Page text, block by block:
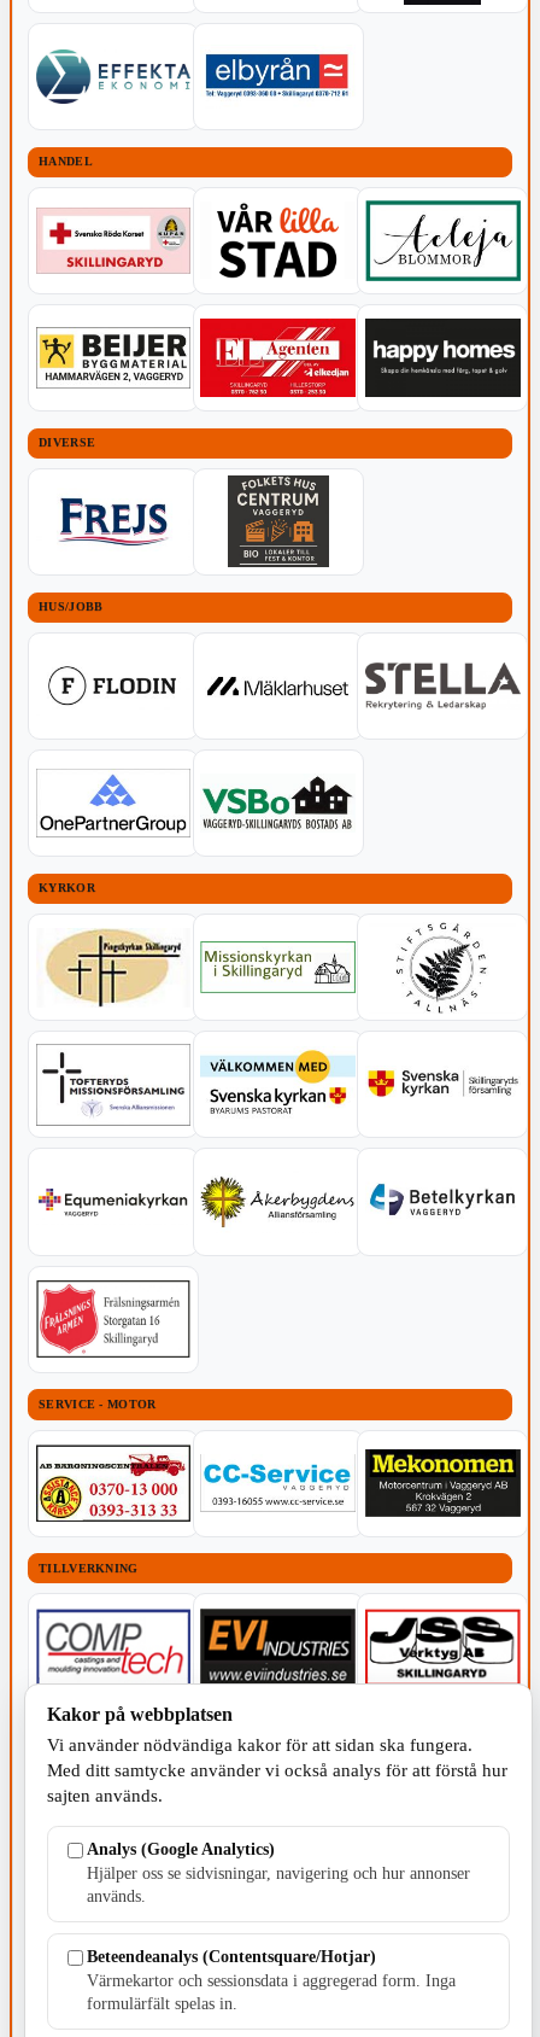
HANDEL
DIVERSE
HUS/JOBB
KYRKOR
SERVICE - MOTOR
TILLVERKNING
FÖRENINGAR - POLITIK
POLITISKT INNEHÅLL POLITISKT INNEHÅLL
Kakor på webbplatsen
Vi använder nödvändiga kakor för att sidan ska fungera.
Med ditt samtycke använder vi också analys för att förstå hur
sajten används.
Analys (Google Analytics)
Hjälper oss se sidvisningar, navigering och hur annonser
används.
Beteendeanalys (Contentsquare/Hotjar)
Värmekartor och sessionsdata i aggregerad form. Inga
formulärfält spelas in.